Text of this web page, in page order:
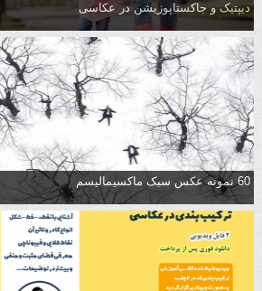
دیپتیک و جاکستا‌پوزیشن در عکاسی
60 نمونه عکس سبک ماکسیمالیسم